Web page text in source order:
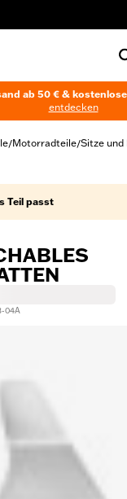
ab 50 € &
entdecken
/Motorradteile/Sitze und
Teil passt
04A